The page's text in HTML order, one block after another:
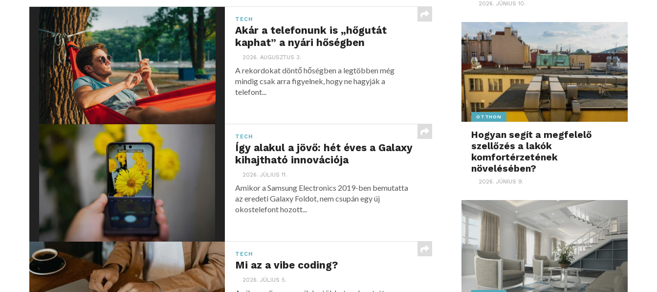
TECH
Akár a telefonunk is „hőgutát
kaphat” a nyári hőségben
2026. AUGUSZTUS 3.
A rekordokat döntő hőségben a legtöbben még
mindig csak arra figyelnek, hogy ne hagyják a
telefont...
TECH
Így alakul a jövő: hét éves a Galaxy
kihajtható innovációja
2026. JÚLIUS 11.
Amikor a Samsung Electronics 2019-ben bemutatta
az eredeti Galaxy Foldot, nem csupán egy új
okostelefont hozott...
TECH
Mi az a vibe coding?
2026. JÚLIUS 5.
2026. JÚNIUS 10.
OTTHON
Hogyan segít a megfelelő
szellőzés a lakók
komfortérzetének
növelésében?
2026. JÚNIUS 9.